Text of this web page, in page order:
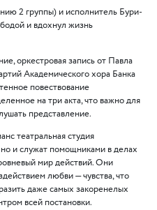
2 группы) и исполнитель Бури-
и вдохнул жизнь
оркестровая запись от Павла
Академического хора Банка
повествование
на три акта, что важно для
представление.
театральная студия
и служат помощниками в делах
мир действий. Они
любви — чувства, что
даже самых закоренелых
всей постановки.